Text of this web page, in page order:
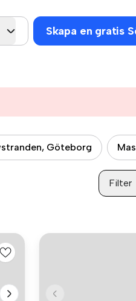
Skapa en gratis
Göteborg
Filter